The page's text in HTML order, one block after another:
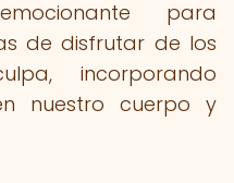
para
de disfrutar de los
incorporando
nuestro cuerpo y